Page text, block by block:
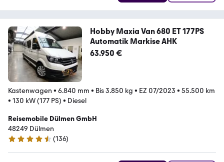
Hobby Maxia Van 680 ET 177PS
Automatik Markise AHK
63.950 €
Kastenwagen • 6.840 mm • Bis 3.850 kg • EZ 07/2023 • 55.500 km
• 130 kW (177 PS) • Diesel
Reisemobile Dülmen GmbH
48249 Dülmen
4.5 Sterne
(136)